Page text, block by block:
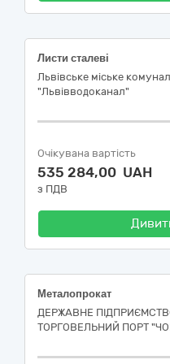
Листи сталеві
Львівське міське
"Львівводоканал"
Очікувана вартість
535 284,00 UAH
з ПДВ
Металопрокат
ДЕРЖАВНЕ
ТОРГОВЕЛЬНИЙ ПОРТ